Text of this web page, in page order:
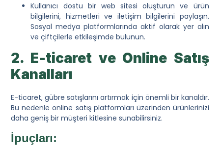
Kullanıcı dostu bir web sitesi oluşturun ve ürün
bilgilerini, hizmetleri ve iletişim bilgilerini paylaşın.
Sosyal medya platformlarında aktif olarak yer alın
ve çiftçilerle etkileşimde bulunun.
2. E-ticaret ve Online Satış
Kanalları
E-ticaret, gübre satışlarını artırmak için önemli bir kanaldır.
Bu nedenle online satış platformları üzerinden ürünlerinizi
daha geniş bir müşteri kitlesine sunabilirsiniz.
İpuçları: